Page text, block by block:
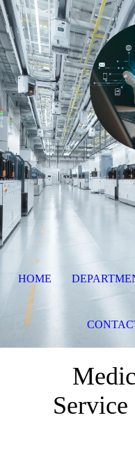
Service
HOME